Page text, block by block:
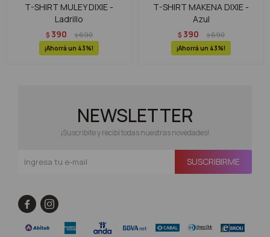
T-SHIRT MULEY DIXIE -
Ladrillo
$ 390 $690
43
T-SHIRT MAKENA DIXIE -
Azul
$ 390 $690
43
NEWSLETTER
¡Suscribite y recibí todas nuestras novedades!
SUSCRIBIRME
 